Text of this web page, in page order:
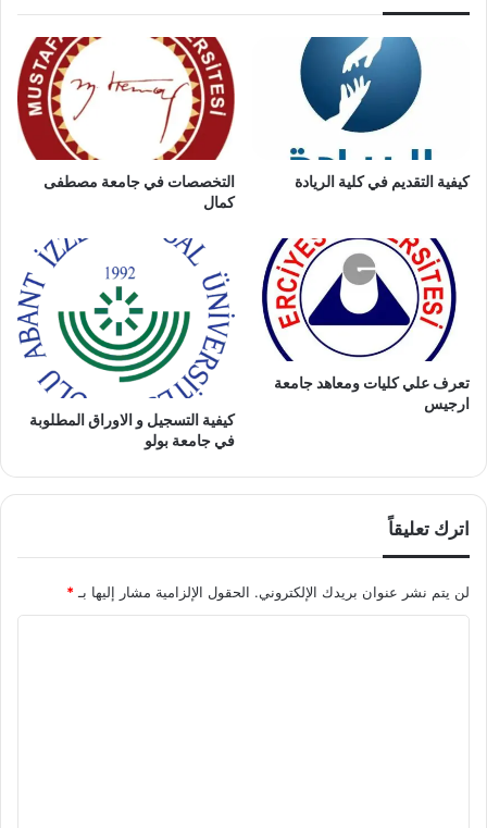
كيفية التقديم في كلية الريادة
التخصصات في جامعة مصطفى
كمال
تعرف علي كليات ومعاهد جامعة
ارجيس
كيفية التسجيل و الاوراق المطلوبة
في جامعة بولو
اترك تعليقاً
لن يتم نشر عنوان بريدك الإلكتروني. الحقول الإلزامية مشار إليها بـ *